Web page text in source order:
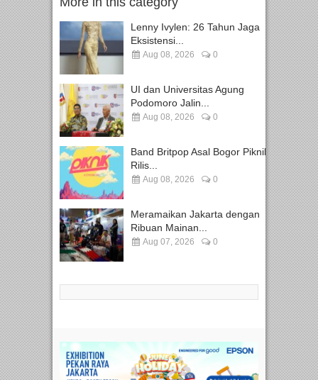
Lenny Ivylen: 26 Tahun Jaga
Eksistensi...
Aug 08, 2026 0
UI dan Universitas Agung
Podomoro Jalin...
Aug 08, 2026 0
Band Britpop Asal Bogor Piknik
Rilis...
Aug 08, 2026 0
Meramaikan Jakarta dengan
Ribuan Mainan...
Aug 07, 2026 0